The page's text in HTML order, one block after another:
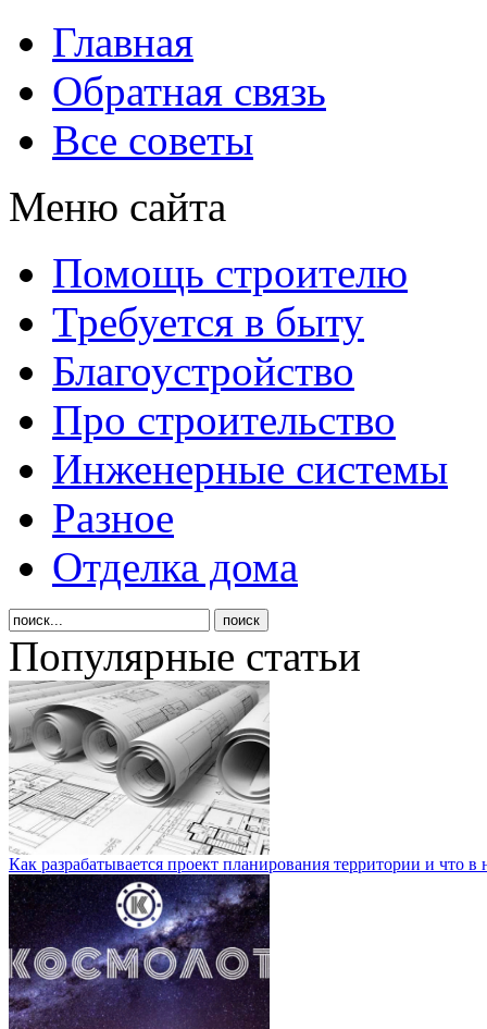
Главная
Обратная связь
Все советы
Меню сайта
Помощь строителю
Требуется в быту
Благоустройство
Про строительство
Инженерные системы
Разное
Отделка дома
Популярные статьи
Как разрабатывается проект планирования территории и что в